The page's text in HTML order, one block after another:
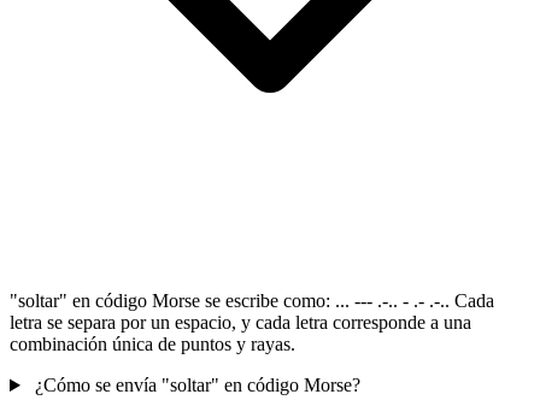
"soltar" en código Morse se escribe como: ... --- .-.. - .- .-.. Cada
letra se separa por un espacio, y cada letra corresponde a una
combinación única de puntos y rayas.
¿Cómo se envía "soltar" en código Morse?